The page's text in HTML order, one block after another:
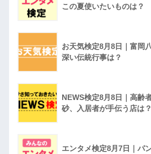
この夏使いたいものは？
お天気検定8月8日｜富岡
深い伝統行事は？
NEWS検定8月8日｜高齢
砂、入居者が手伝う店は？
エンタメ検定8月7日｜パ